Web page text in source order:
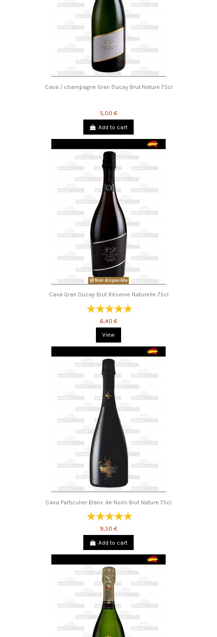
Cava / champagne Gran Ducay Brut Nature 75cl
5,00 €
Add to cart
Non disponible
Cava Gran Ducay Brut Réserve Naturelle 75cl
6,40 €
View
Cava Particulier Blanc de Noirs Brut Nature 75cl
9,50 €
Add to cart